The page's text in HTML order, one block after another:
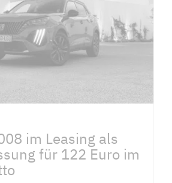
im Leasing als
für 122 Euro im